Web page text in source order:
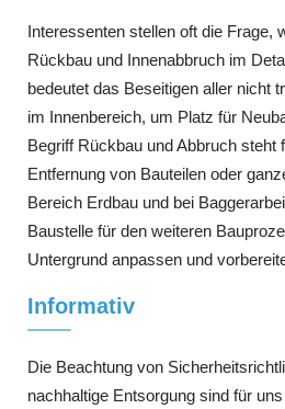
Interessenten stellen oft die Frage,
Rückbau und Innenabbruch im
bedeutet das Beseitigen aller nicht
im Innenbereich, um Platz für
Begriff Rückbau und Abbruch steht
Entfernung von Bauteilen oder
Bereich Erdbau und bei
Baustelle für den weiteren
Untergrund anpassen und
Informativ
Die Beachtung von
nachhaltige Entsorgung sind für